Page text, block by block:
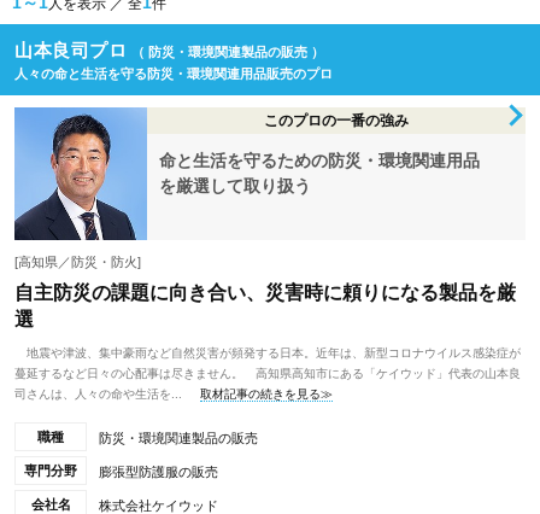
人を表示 ／ 全 件
山本良司プロ
（ 防災・環境関連製品の販売 ）
人々の命と生活を守る防災・環境関連用品販売のプロ
このプロの一番の強み
命と生活を守るための防災・環境関連用品
を厳選して取り扱う
[高知県／防災・防火]
自主防災の課題に向き合い、災害時に頼りになる製品を厳
選
地震や津波、集中豪雨など自然災害が頻発する日本。近年は、新型コロナウイルス感染症が
蔓延するなど日々の心配事は尽きません。 高知県高知市にある「ケイウッド」代表の山本良
司さんは、人々の命や生活を...
取材記事の続きを見る≫
職種 防災・環境関連製品の販売
専門分野 膨張型防護服の販売
会社名 株式会社ケイウッド